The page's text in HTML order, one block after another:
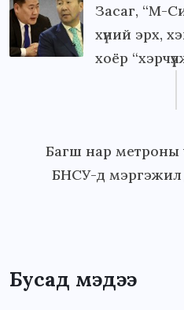
Засаг, “М-
хүний эрх,
хоёр
Багш нар метроны
БНСУ-д мэргэжил
Бусад мэдээ